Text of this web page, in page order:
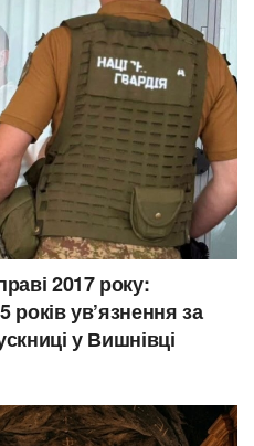
2017 року:
років ув’язнення за
у Вишнівці